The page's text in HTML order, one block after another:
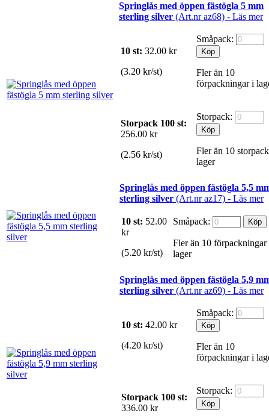
Springlås med öppen fästögla 5 mm
sterling silver (Art.nr az68) - Läs mer
10 st: 32.00 kr
(3.20 kr/st)
Småpack:
Fler än 10
förpackningar i
Storpack 100 st:
256.00 kr
(2.56 kr/st)
Storpack:
Fler än 10
lager
Springlås med öppen fästögla 5,5
sterling silver (Art.nr az17) - Läs mer
10 st: 52.00
kr
(5.20 kr/st)
Småpack:
Fler än 10 förpackningar
lager
Springlås med öppen fästögla 5,9
sterling silver (Art.nr az69) - Läs mer
10 st: 42.00 kr
(4.20 kr/st)
Småpack:
Fler än 10
förpackningar i
Storpack 100 st:
336.00 kr
Storpack: